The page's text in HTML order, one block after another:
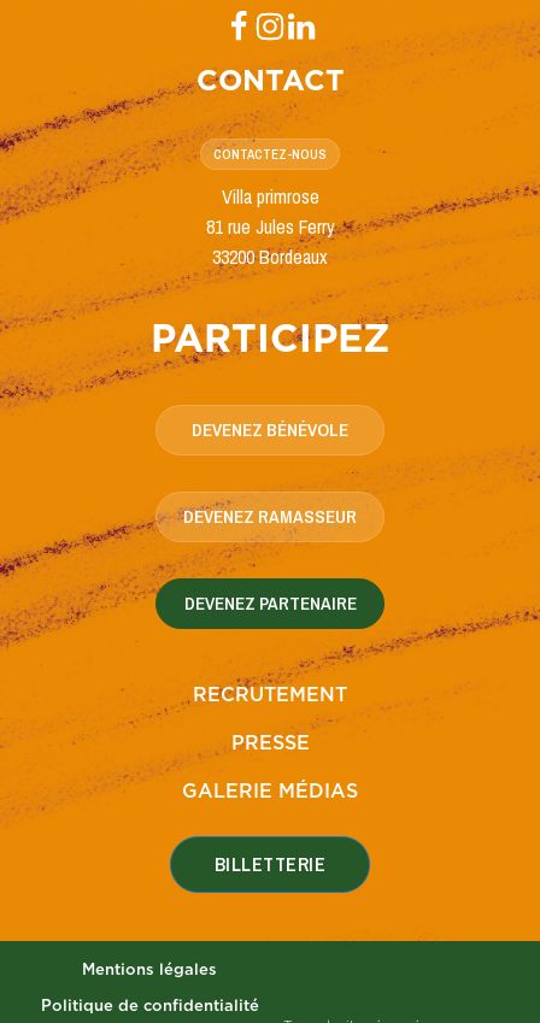
CONTACT
CONTACTEZ-NOUS
Villa primrose
81 rue Jules Ferry
33200 Bordeaux
PARTICIPEZ
DEVENEZ BÉNÉVOLE
DEVENEZ RAMASSEUR
DEVENEZ PARTENAIRE
RECRUTEMENT
PRESSE
GALERIE MÉDIAS
BILLETTERIE
Mentions légales
Politique de confidentialité